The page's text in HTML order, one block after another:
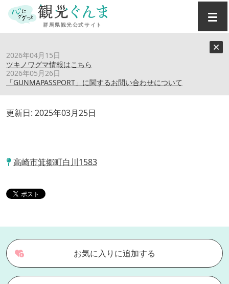
2026年04月15日
ツキノワグマ情報はこちら
2026年05月26日
「GUNMAPASSPORT」に関するお問い合わせについて
瀧澤禅寺
更新日: 2025年03月25日
高崎市箕郷町白川1583
お気に入りに追加する